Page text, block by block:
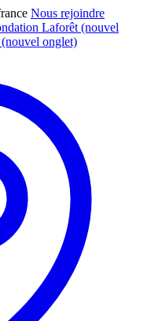
Nous rejoindre
Laforêt (nouvel
(nouvel onglet)